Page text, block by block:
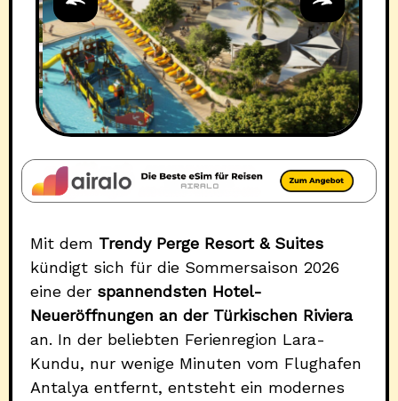
Mit dem Trendy Perge Resort & Suites
kündigt sich für die Sommersaison 2026
eine der spannendsten Hotel-
Neueröffnungen an der Türkischen Riviera
an. In der beliebten Ferienregion Lara-
Kundu, nur wenige Minuten vom Flughafen
Antalya entfernt, entsteht ein modernes